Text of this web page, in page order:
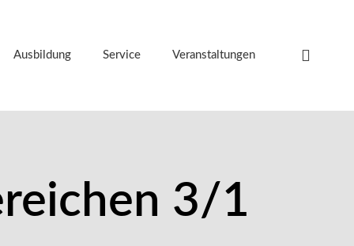
Ausbildung Service Veranstaltungen
3/1